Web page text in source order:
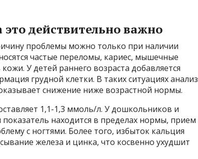
действительно важно
проблемы можно только при наличии
частые переломы, кариес, мышечные
У детей раннего возраста добавляется
грудной клетки. В таких ситуациях анализ
снижение ниже возрастной нормы.
1,1-1,3 ммоль/л. У дошкольников и
находится в пределах нормы, прием
с ногтями. Более того, избыток кальция
железа и цинка, что косвенно ухудшит